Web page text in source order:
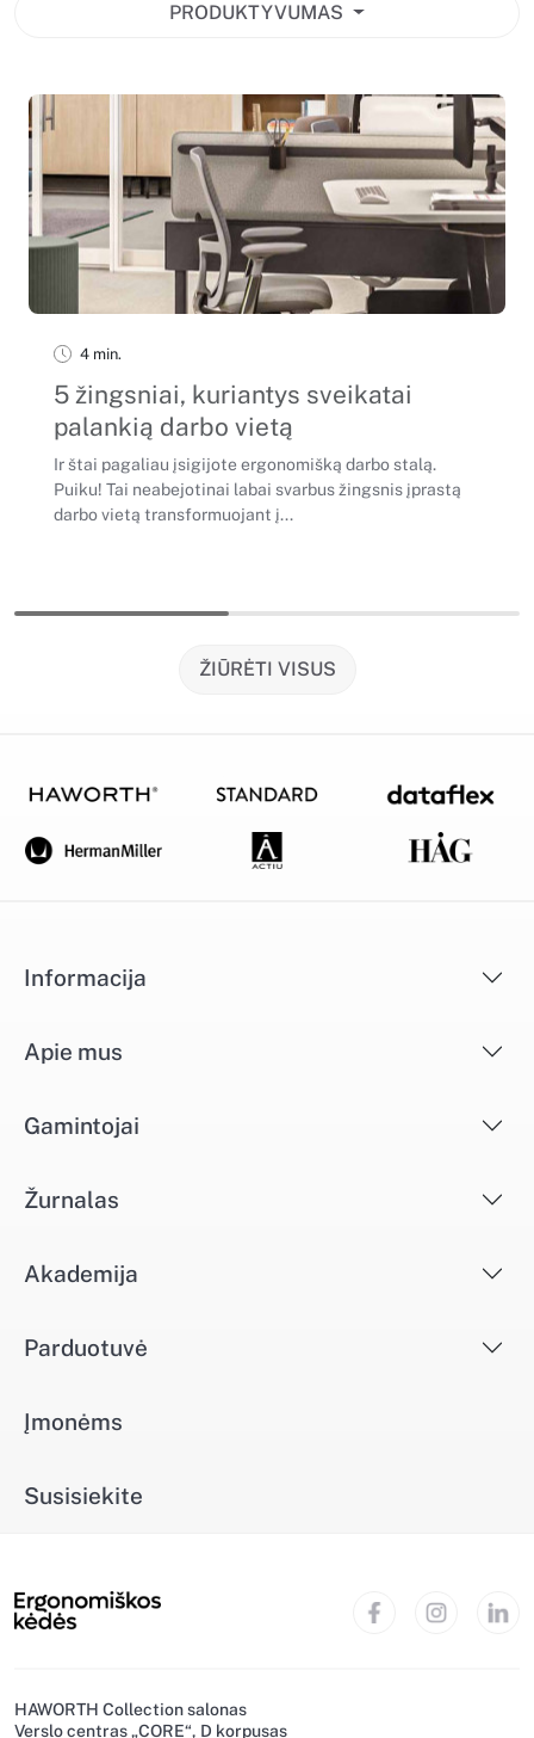
PRODUKTYVUMAS
4 min.
5 žingsniai, kuriantys sveikatai
palankią darbo vietą
Ir štai pagaliau įsigijote ergonomišką darbo stalą.
Puiku! Tai neabejotinai labai svarbus žingsnis įprastą
darbo vietą transformuojant į...
ŽIŪRĖTI VISUS
Informacija
Apie mus
Gamintojai
Žurnalas
Akademija
Parduotuvė
Įmonėms
Susisiekite
HAWORTH Collection salonas
Verslo centras „CORE“, D korpusas